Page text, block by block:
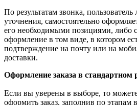
По результатам звонка,
уточнения, самостоятельно
его необходимыми позициями, либо
оформление в том виде, в котором
подтверждение на почту или на
доставки.
Оформление заказа в стандартном
Если вы уверены в выборе, то
оформить заказ, заполнив по этапам